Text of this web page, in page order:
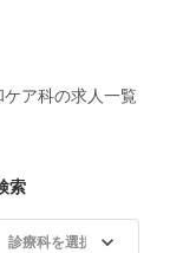
ケア科の求人一覧
索
診療科を選択